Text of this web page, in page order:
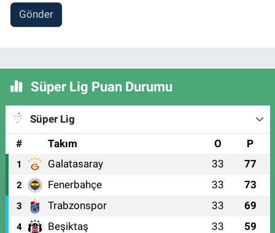
Gönder
Süper Lig Puan Durumu
Süper Lig
#
Takım O P
1 Galatasaray 33 77
2 Fenerbahçe 33 73
3 Trabzonspor 33 69
4 Beşiktaş 33 59